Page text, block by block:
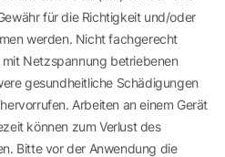
für die Richtigkeit und/oder
werden. Nicht fachgerecht
Netzspannung betriebenen
gesundheitliche Schädigungen
Arbeiten an einem Gerät
können zum Verlust des
Bitte vor der Anwendung die